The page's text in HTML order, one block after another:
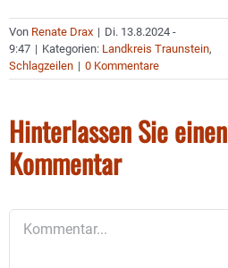
Von Renate Drax | Di. 13.8.2024 -
9:47 | Kategorien: Landkreis Traunstein,
Schlagzeilen | 0 Kommentare
Hinterlassen Sie einen
Kommentar